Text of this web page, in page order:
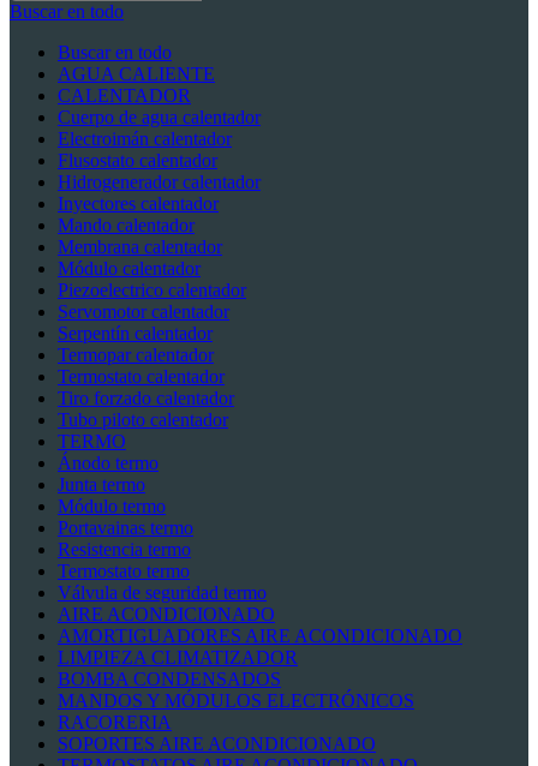
Buscar en todo
Buscar en todo
AGUA CALIENTE
CALENTADOR
Cuerpo de agua calentador
Electroimán calentador
Flusostato calentador
Hidrogenerador calentador
Inyectores calentador
Mando calentador
Membrana calentador
Módulo calentador
Piezoelectrico calentador
Servomotor calentador
Serpentín calentador
Termopar calentador
Termostato calentador
Tiro forzado calentador
Tubo piloto calentador
TERMO
Ánodo termo
Junta termo
Módulo termo
Portavainas termo
Resistencia termo
Termostato termo
Válvula de seguridad termo
AIRE ACONDICIONADO
AMORTIGUADORES AIRE ACONDICIONADO
LIMPIEZA CLIMATIZADOR
BOMBA CONDENSADOS
MANDOS Y MÓDULOS ELECTRÓNICOS
RACORERIA
SOPORTES AIRE ACONDICIONADO